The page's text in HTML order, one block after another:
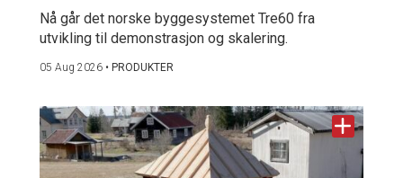
Nå går det norske byggesystemet Tre60 fra
utvikling til demonstrasjon og skalering.
05 Aug 2026 • PRODUKTER